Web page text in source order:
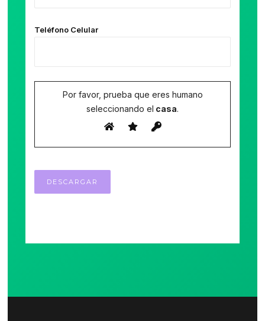
Teléfono Celular
Por favor, prueba que eres humano
seleccionando el casa.